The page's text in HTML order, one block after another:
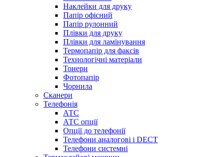
Наклейки для друку
Папір офісний
Папір рулонний
Плівки для друку
Плівки для ламінування
Термопапір для факсів
Технологічні матеріали
Тонери
Фотопапір
Чорнила
Сканери
Телефонія
АТС
АТС опції
Опції до телефонії
Телефони аналогові і DECT
Телефони системні